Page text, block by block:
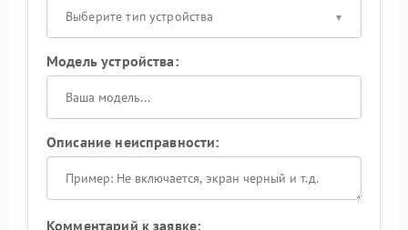
Выберите тип устройства
Модель устройства:
Описание неисправности:
Комментарий к заявке: